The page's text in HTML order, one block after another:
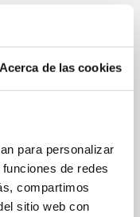
Acerca de las cookies
para personalizar
de redes
compartimos
sitio web con